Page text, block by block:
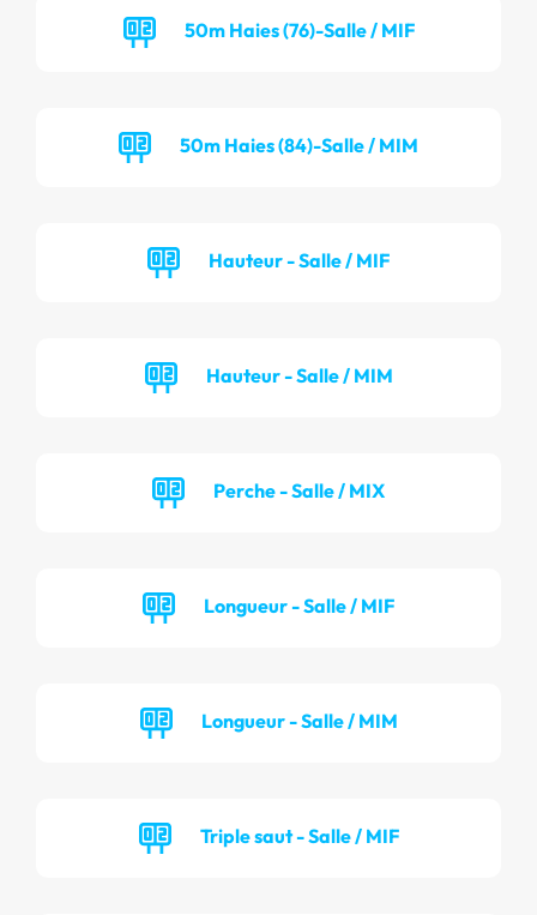
50m Haies (76)-Salle / MIF
50m Haies (84)-Salle / MIM
Hauteur - Salle / MIF
Hauteur - Salle / MIM
Perche - Salle / MIX
Longueur - Salle / MIF
Longueur - Salle / MIM
Triple saut - Salle / MIF